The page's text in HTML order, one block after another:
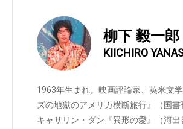
柳下 毅一郎
KIICHIRO
1963年生まれ。映画評論家、英米文
ズの地獄のアメリカ横断旅行』（国
キャサリン・ダン『異形の愛』（河